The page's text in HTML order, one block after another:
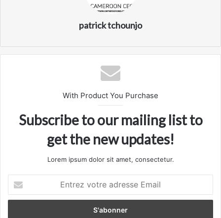
patrick tchounjo
With Product You Purchase
Subscribe to our mailing list to
get the new updates!
Lorem ipsum dolor sit amet, consectetur.
votre
adresse